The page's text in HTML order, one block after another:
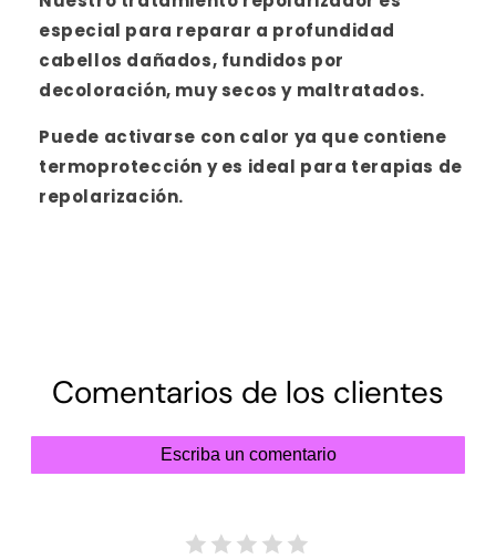
especial para reparar a profundidad
cabellos dañados, fundidos por
decoloración, muy secos y maltratados.
Puede activarse con calor ya que contiene
termoprotección y es ideal para terapias de
repolarización.
Comentarios de los clientes
Escriba un comentario